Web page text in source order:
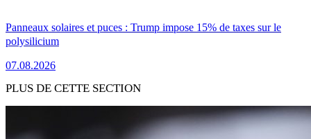
Panneaux solaires et puces : Trump impose 15% de taxes sur le
polysilicium
07.08.2026
PLUS DE CETTE SECTION